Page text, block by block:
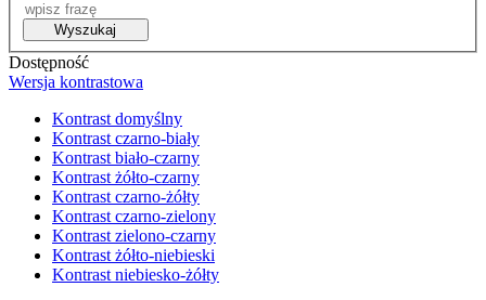
Wyszukaj
Dostępność
Wersja kontrastowa
Kontrast domyślny
Kontrast czarno-biały
Kontrast biało-czarny
Kontrast żółto-czarny
Kontrast czarno-żółty
Kontrast czarno-zielony
Kontrast zielono-czarny
Kontrast żółto-niebieski
Kontrast niebiesko-żółty